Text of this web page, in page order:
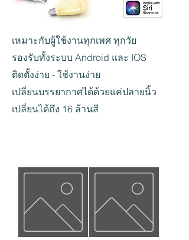
เหมาะกับผู้ใช้งานทุกเพศ ทุกวัย
รองรับทั้งระบบ Android และ IOS
ติดตั้งง่าย - ใช้งานง่าย
เปลี่ยนบรรยากาศได้ด้วยแค่ปลายนิ้ว
เปลี่ยนได้ถึง 16 ล้านสี